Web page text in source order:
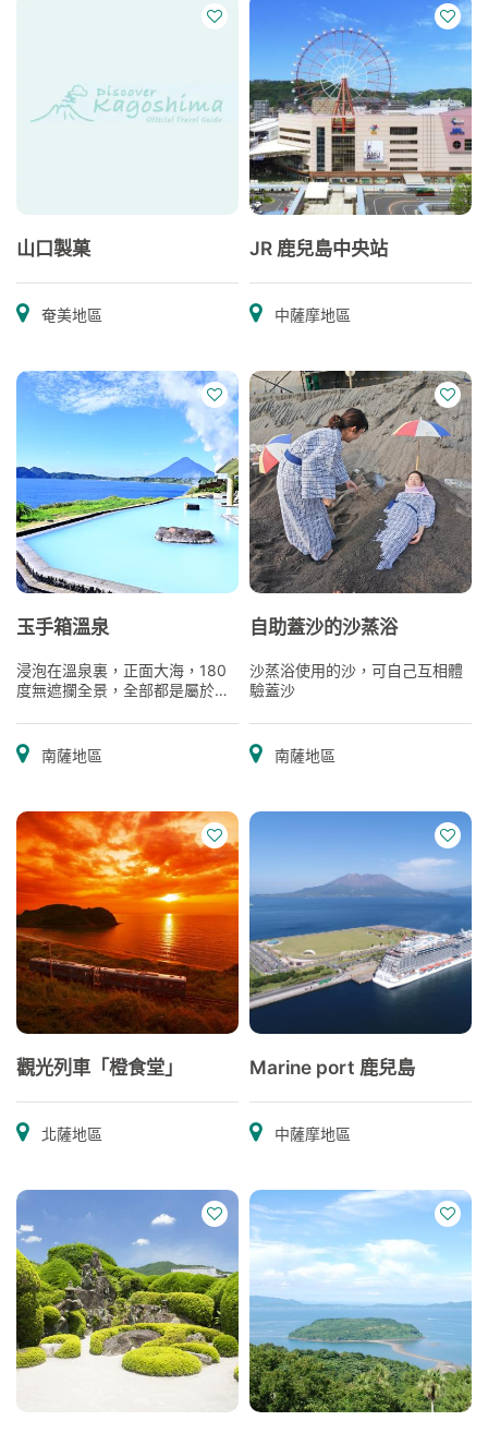
山口製菓
奄美地區
JR 鹿兒島中央站
中薩摩地區
玉手箱溫泉
浸泡在溫泉裏，正面大海，180
度無遮攔全景，全部都是屬於您
見，但像這樣擁有百分之百隱秘
性和絕對開闊視野的也並不多見
吧！
南薩地區
自助蓋沙的沙蒸浴
沙蒸浴使用的沙，可自己互相體
驗蓋沙
南薩地區
觀光列車「橙食堂」
北薩地區
Marine port 鹿兒島
中薩摩地區